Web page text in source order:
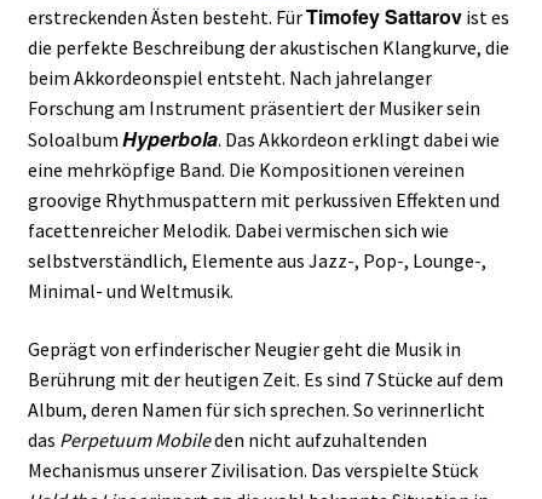
erstreckenden Ästen besteht. FürTimofey Sattarovist es
die perfekte Beschreibung der akustischen Klangkurve, die
beim Akkordeonspiel entsteht. Nach jahrelanger
Forschung am Instrument präsentiert der Musiker sein
Soloalbum Hyperbola. Das Akkordeon erklingt dabei wie
eine mehrköpfige Band. Die Kompositionen vereinen
groovige Rhythmuspattern mit perkussiven Effekten und
facettenreicher Melodik. Dabei vermischen sich wie
selbstverständlich, Elemente aus Jazz-, Pop-, Lounge-,
Minimal- und Weltmusik.
Geprägt von erfinderischer Neugier geht die Musik in
Berührung mit der heutigen Zeit. Es sind 7 Stücke auf dem
Album, deren Namen für sich sprechen. So verinnerlicht
das Perpetuum Mobileden nicht aufzuhaltenden
Mechanismus unserer Zivilisation. Das verspielte Stück